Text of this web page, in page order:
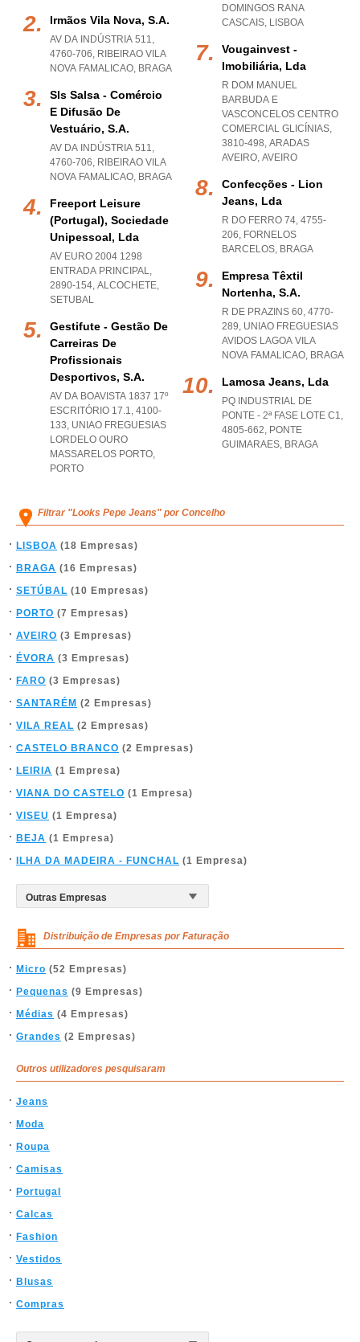
Irmãos Vila Nova, S.a.
AV DA INDÚSTRIA 511,
4760-706, RIBEIRAO VILA
NOVA FAMALICAO, BRAGA
Sls Salsa - Comércio
E Difusão De
Vestuário, S.a.
AV DA INDÚSTRIA 511,
4760-706, RIBEIRAO VILA
NOVA FAMALICAO, BRAGA
Freeport Leisure
(portugal), Sociedade
Unipessoal, Lda
AV EURO 2004 1298
ENTRADA PRINCIPAL,
2890-154, ALCOCHETE,
SETUBAL
Gestifute - Gestão De
Carreiras De
Profissionais
Desportivos, S.a.
AV DA BOAVISTA 1837 17º
ESCRITÓRIO 17.1, 4100-
133, UNIAO FREGUESIAS
LORDELO OURO
MASSARELOS PORTO,
PORTO
DOMINGOS RANA
CASCAIS, LISBOA
Vougainvest -
Imobiliária, Lda
R DOM MANUEL
BARBUDA E
VASCONCELOS CENTRO
COMERCIAL GLICÍNIAS,
3810-498, ARADAS
AVEIRO, AVEIRO
Confecções - Lion
Jeans, Lda
R DO FERRO 74, 4755-
206, FORNELOS
BARCELOS, BRAGA
Empresa Têxtil
Nortenha, S.a.
R DE PRAZINS 60, 4770-
289, UNIAO FREGUESIAS
AVIDOS LAGOA VILA
NOVA FAMALICAO, BRAGA
Lamosa Jeans, Lda
PQ INDUSTRIAL DE
PONTE - 2ª FASE LOTE C1,
4805-662, PONTE
GUIMARAES, BRAGA
Filtrar "Looks Pepe Jeans" por Concelho
LISBOA (18 Empresas)
BRAGA (16 Empresas)
SETÚBAL (10 Empresas)
PORTO (7 Empresas)
AVEIRO (3 Empresas)
ÉVORA (3 Empresas)
FARO (3 Empresas)
SANTARÉM (2 Empresas)
VILA REAL (2 Empresas)
CASTELO BRANCO (2 Empresas)
LEIRIA (1 Empresa)
VIANA DO CASTELO (1 Empresa)
VISEU (1 Empresa)
BEJA (1 Empresa)
ILHA DA MADEIRA - FUNCHAL (1 Empresa)
Distribuição de Empresas por Faturação
Micro (52 Empresas)
Pequenas (9 Empresas)
Médias (4 Empresas)
Grandes (2 Empresas)
Outros utilizadores pesquisaram
Jeans
Moda
Roupa
Camisas
Portugal
Calcas
Fashion
Vestidos
Blusas
Compras